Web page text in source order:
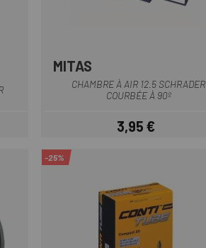
MITAS
CHAMBRE À AIR 12.5 SCHRADER
COURBÉE À 90º
Prix
3,95 €
-25%